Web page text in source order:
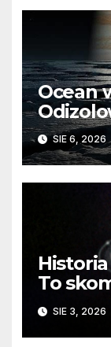
Ocean
barierę
SIE 6, 2026
To
SIE 3, 2026